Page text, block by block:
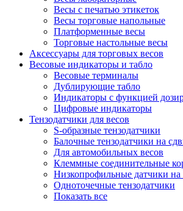
Весы с печатью этикеток
Весы торговые напольные
Платформенные весы
Торговые настольные весы
Аксессуары для торговых весов
Весовые индикаторы и табло
Весовые терминалы
Дублирующие табло
Индикаторы с функцией
Цифровые индикаторы
Тензодатчики для весов
S-образные тензодатчики
Балочные тензодатчики на
Для автомобильных весов
Клеммные соединительные
Низкопрофильные датчики на
Одноточечные тензодатчики
Показать все